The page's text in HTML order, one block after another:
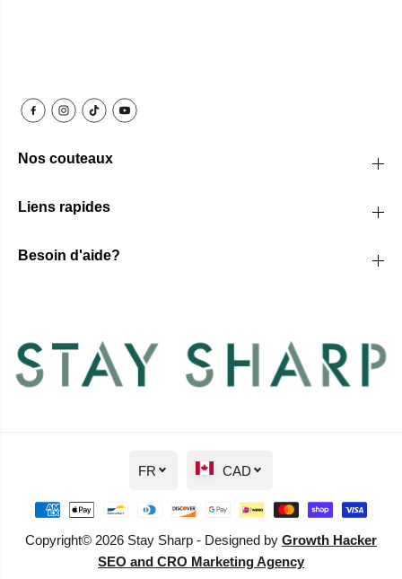
Nos couteaux
Liens rapides
Besoin d'aide?
Copyright© 2026 Stay Sharp - Designed by Growth Hacker
SEO and CRO Marketing Agency
FR CAD